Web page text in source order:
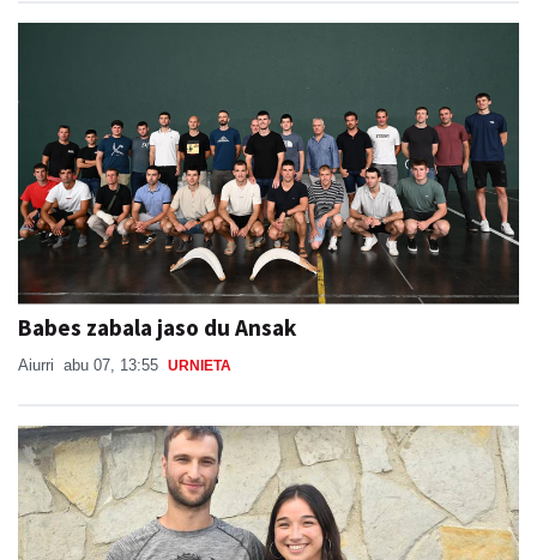
Babes zabala jaso du Ansak
Aiurri abu 07, 13:55 URNIETA